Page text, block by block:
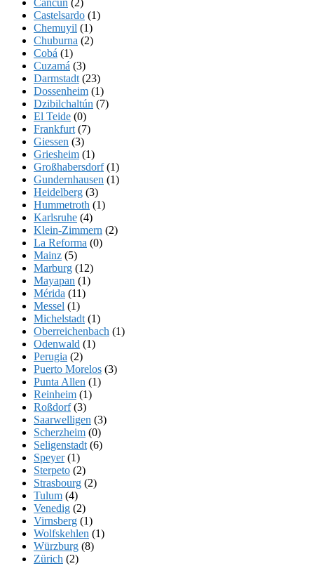
Cancún (2)
Castelsardo (1)
Chemuyil (1)
Chuburna (2)
Cobá (1)
Cuzamá (3)
Darmstadt (23)
Dossenheim (1)
Dzibilchaltún (7)
El Teide (0)
Frankfurt (7)
Giessen (3)
Griesheim (1)
Großhabersdorf(1)
Gundernhausen (1)
Heidelberg (3)
Hummetroth (1)
Karlsruhe (4)
Klein-Zimmern (2)
La Reforma (0)
Mainz (5)
Marburg (12)
Mayapan (1)
Mérida (11)
Messel (1)
Michelstadt (1)
Oberreichenbach (1)
Odenwald (1)
Perugia (2)
Puerto Morelos (3)
Punta Allen (1)
Reinheim (1)
Roßdorf(3)
Saarwelligen (3)
Scherzheim (0)
Seligenstadt (6)
Speyer(1)
Sterpeto (2)
Strasbourg (2)
Tulum (4)
Venedig (2)
Virnsberg (1)
Wolfskehlen (1)
Würzburg (8)
Zürich (2)